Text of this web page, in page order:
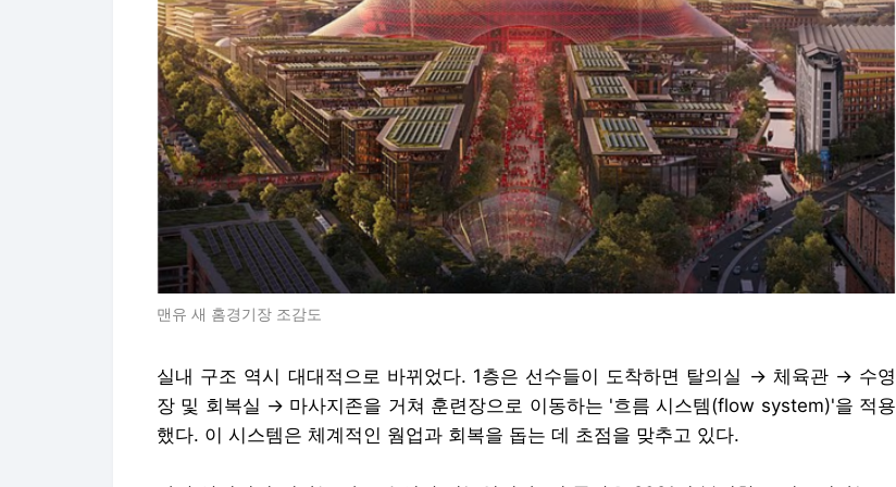
맨유 새 홈경기장 조감도
실내 구조 역시 대대적으로 바뀌었다. 1층은 선수들이 도착하면 탈의실 → 체육관 → 수영
장 및 회복실 → 마사지존을 거쳐 훈련장으로 이동하는 '흐름 시스템(flow system)'을 적용
했다. 이 시스템은 체계적인 웜업과 회복을 돕는 데 초점을 맞추고 있다.